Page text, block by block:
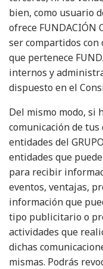
bien, como usuario
ofrece FUNDACIÓN
ser compartidos con
que pertenece
internos y
dispuesto en el
Del mismo modo, si
comunicación de
entidades del
entidades que
para recibir
eventos, ventajas,
información que
tipo publicitario o
actividades que
dichas
mismas. Podrás